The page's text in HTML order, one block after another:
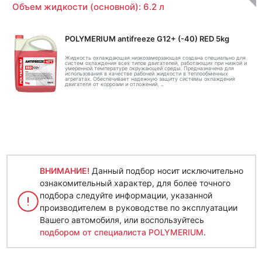
Объем жидкости (основной): 6.2 л
POLYMERIUM antifreeze G12+ (-40) RED 5kg
Жидкость охлаждающая низкозамерзающая создана специально для
систем охлаждения всех типов двигателей, работающих при низкой и
умеренной температуре окружающей среды. Предназначена для
использования в качестве рабочей жидкости в теплообменных
агрегатах. Обеспечивает надежную защиту системы охлаждения
двигателя от коррозии и отложений, ..
ВНИМАНИЕ! Данный подбор носит исключительно
ознакомительный характер, для более точного
подбора следуйте информации, указанной
производителем в руководстве по эксплуатации
Вашего автомобиля, или воспользуйтесь
подбором от специалиста POLYMERIUM.